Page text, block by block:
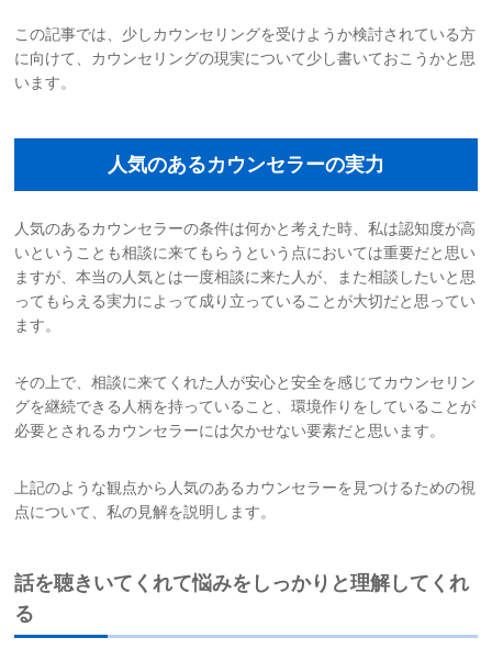
お知らせ
この記事では、少しカウンセリングを受けようか検討されている方
に向けて、カウンセリングの現実について少し書いておこうかと思
います。
人気のあるカウンセラーの実力
人気のあるカウンセラーの条件は何かと考えた時、私は認知度が高
いということも相談に来てもらうという点においては重要だと思い
ますが、本当の人気とは一度相談に来た人が、また相談したいと思
ってもらえる実力によって成り立っていることが大切だと思ってい
ます。
その上で、相談に来てくれた人が安心と安全を感じてカウンセリン
グを継続できる人柄を持っていること、環境作りをしていることが
必要とされるカウンセラーには欠かせない要素だと思います。
上記のような観点から人気のあるカウンセラーを見つけるための視
点について、私の見解を説明します。
話を聴きいてくれて悩みをしっかりと理解してくれ
る